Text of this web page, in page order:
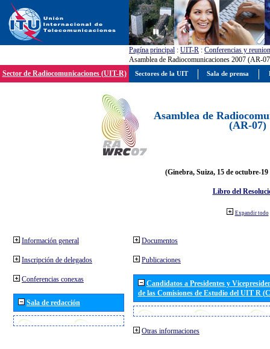
Pagína principal : UIT-R : Conferencias y
Asamblea de Radiocomunicaciones 2007 (AR-
Sector de Radiocomunicaciones (UIT-R)
Asamblea de
(AR-07)
(Ginebra, Suiza, 15 de octubre-19
Libro del
Expandir todo
Información general
Inscripción de delegados
Conferencias conexas
Sala de redacción
Documentos
Publicaciones
Candidatos a Presidentes y
de las Comisiones de Estudio del UIT R
Otras informaciones
Sectores de la UIT Sala de prensa